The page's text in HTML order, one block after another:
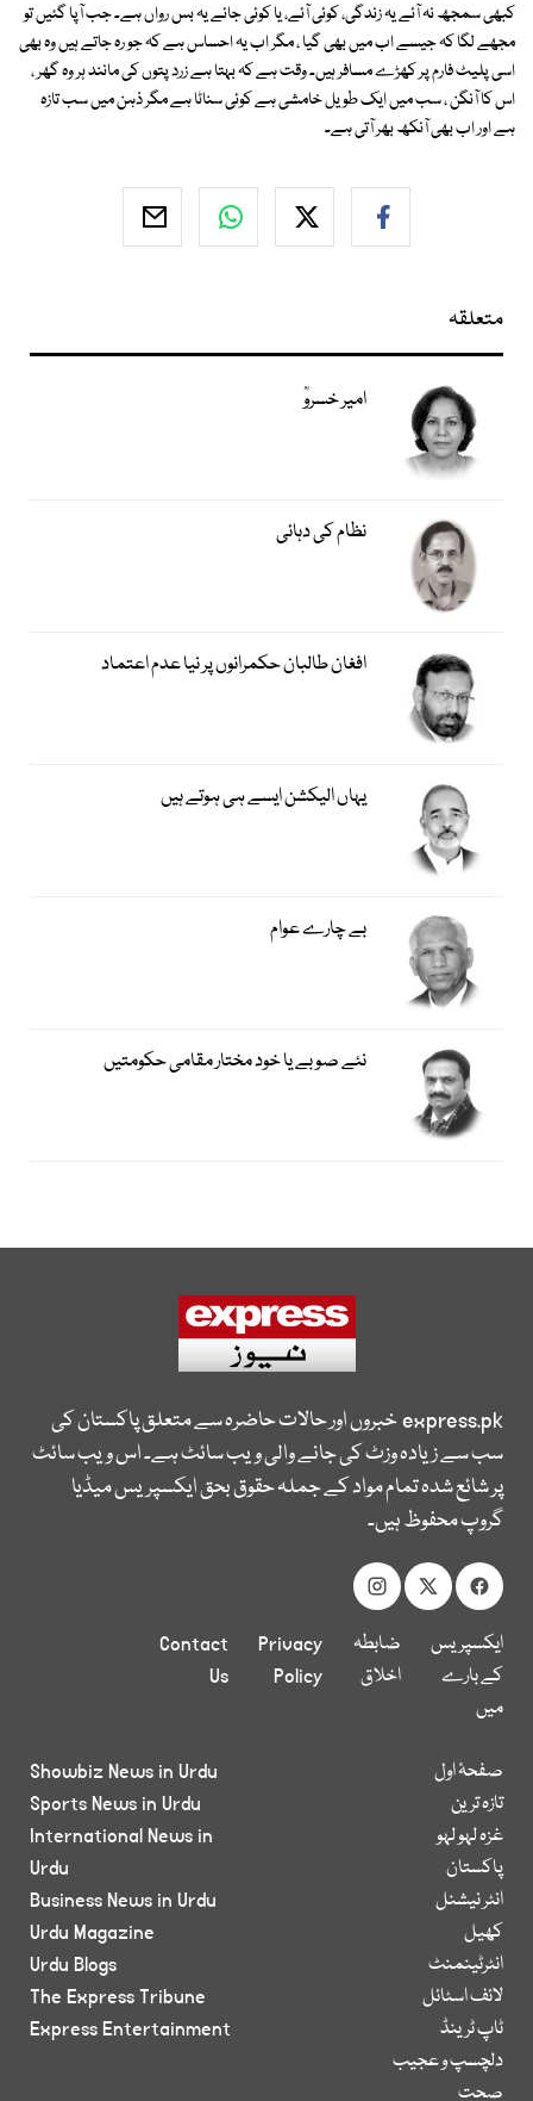
کبھی سمجھ نہ آئے یہ زندگی، کوئی آئے، یا کوئی جائے یہ بس رواں ہے۔ جب آپا گئیں تو
مجھے لگا کہ جیسے اب میں بھی گیا ، مگر اب یہ احساس ہے کہ جو رہ جاتے ہیں وہ بھی
اسی پلیٹ فارم پر کھڑے مسافر ہیں۔ وقت ہے کہ بہتا ہے زرد پتوں کی مانند ہر وہ گھر ،
اس کا آنگن ، سب میں ایک طویل خامشی ہے کوئی سناٹا ہے مگر ذہن میں سب تازہ
ہے اور اب بھی آنکھ بھر آتی ہے۔
متعلقہ
امیر خسروؒ
نظام کی دہائی
افغان طالبان حکمرانوں پر نیا عدم اعتماد
یہاں الیکشن ایسے ہی ہوتے ہیں
بے چارے عوام
نئے صوبے یا خود مختار مقامی حکومتیں
express.pkخبروں اور حالات حاضرہ سے متعلق پاکستان کی
سب سے زیادہ وزٹ کی جانے والی ویب سائٹ ہے۔ اس ویب سائٹ
پر شائع شدہ تمام مواد کے جملہ حقوق بحق ایکسپریس میڈیا
گروپ محفوظ ہیں۔
ایکسپریس
کے بارے
میں
ضابطہ
اخلاق
Privacy
Policy
Contact
Us
صفحۂ اول
تازہ ترین
غزہ لہو لہو
پاکستان
انٹر نیشنل
کھیل
انٹرٹینمنٹ
لائف اسٹائل
ٹاپ ٹرینڈ
دلچسپ و عجیب
صحت
Showbiz News in Urdu
Sports News in Urdu
International News in
Urdu
Business News in Urdu
Urdu Magazine
Urdu Blogs
The Express Tribune
Express Entertainment